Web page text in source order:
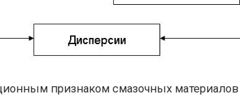
признаком смазочных материалов